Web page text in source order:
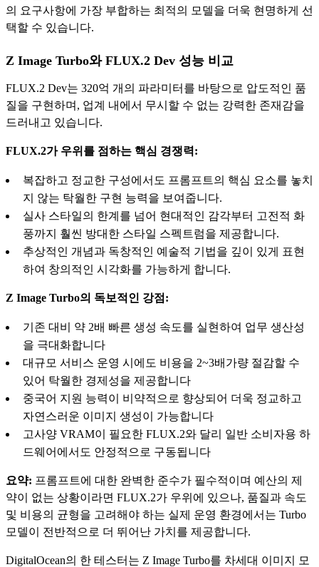
의 요구사항에 가장 부합하는 최적의 모델을 더욱 현명하게 선
택할 수 있습니다.
Z Image Turbo와 FLUX.2 Dev 성능 비교
FLUX.2 Dev는 320억 개의 파라미터를 바탕으로 압도적인 품
질을 구현하며, 업계 내에서 무시할 수 없는 강력한 존재감을
드러내고 있습니다.
FLUX.2가 우위를 점하는 핵심 경쟁력:
복잡하고 정교한 구성에서도 프롬프트의 핵심 요소를 놓치
지 않는 탁월한 구현 능력을 보여줍니다.
실사 스타일의 한계를 넘어 현대적인 감각부터 고전적 화
풍까지 훨씬 방대한 스타일 스펙트럼을 제공합니다.
추상적인 개념과 독창적인 예술적 기법을 깊이 있게 표현
하여 창의적인 시각화를 가능하게 합니다.
Z Image Turbo의 독보적인 강점:
기존 대비 약 2배 빠른 생성 속도를 실현하여 업무 생산성
을 극대화합니다
대규모 서비스 운영 시에도 비용을 2~3배가량 절감할 수
있어 탁월한 경제성을 제공합니다
중국어 지원 능력이 비약적으로 향상되어 더욱 정교하고
자연스러운 이미지 생성이 가능합니다
고사양 VRAM이 필요한 FLUX.2와 달리 일반 소비자용 하
드웨어에서도 안정적으로 구동됩니다
요약: 프롬프트에 대한 완벽한 준수가 필수적이며 예산의 제
약이 없는 상황이라면 FLUX.2가 우위에 있으나, 품질과 속도
및 비용의 균형을 고려해야 하는 실제 운영 환경에서는 Turbo
모델이 전반적으로 더 뛰어난 가치를 제공합니다.
DigitalOcean의 한 테스터는 Z Image Turbo를 차세대 이미지 모